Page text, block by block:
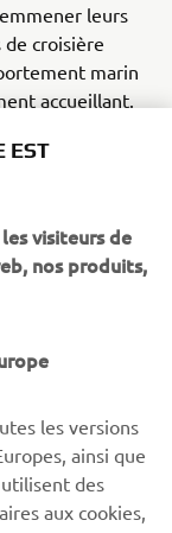
leurs
croisière
marin
accueillant.
Polo sont
les
des archipels
ils offrent
et de style
1/ 3
EST
visiteurs de
nos produits,
les versions
ainsi que
des
aux cookies,